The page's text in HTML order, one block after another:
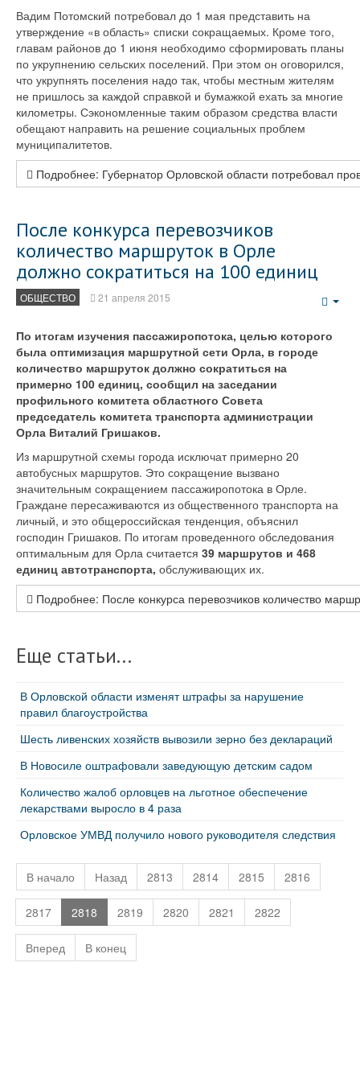
Вадим Потомский потребовал до 1 мая представить на
утверждение «в область» списки сокращаемых. Кроме того,
главам районов до 1 июня необходимо сформировать планы
по укрупнению сельских поселений. При этом он оговорился,
что укрупнять поселения надо так, чтобы местным жителям
не пришлось за каждой справкой и бумажкой ехать за многие
километры. Сэкономленные таким образом средства власти
обещают направить на решение социальных проблем
муниципалитетов.
Подробнее: Губернатор Орловской области потребовал
После конкурса перевозчиков
количество маршруток в Орле
должно сократиться на 100 единиц
ОБЩЕСТВО 21 апреля 2015
По итогам изучения пассажиропотока, целью которого
была оптимизация маршрутной сети Орла, в городе
количество маршруток должно сократиться на
примерно 100 единиц, сообщил на заседании
профильного комитета областного Совета
председатель комитета транспорта администрации
Орла Виталий Гришаков.
Из маршрутной схемы города исключат примерно 20
автобусных маршрутов. Это сокращение вызвано
значительным сокращением пассажиропотока в Орле.
Граждане пересаживаются из общественного транспорта на
личный, и это общероссийская тенденция, объяснил
господин Гришаков. По итогам проведенного обследования
оптимальным для Орла считается 39 маршрутов и 468
единиц автотранспорта, обслуживающих их.
Подробнее: После конкурса перевозчиков количество
Еще статьи...
В Орловской области изменят штрафы за нарушение
правил благоустройства
Шесть ливенских хозяйств вывозили зерно без деклараций
В Новосиле оштрафовали заведующую детским садом
Количество жалоб орловцев на льготное обеспечение
лекарствами выросло в 4 раза
Орловское УМВД получило нового руководителя следствия
В начало Назад 2813 2814 2815 2816
2817 2818 2819 2820 2821 2822
Вперед В конец